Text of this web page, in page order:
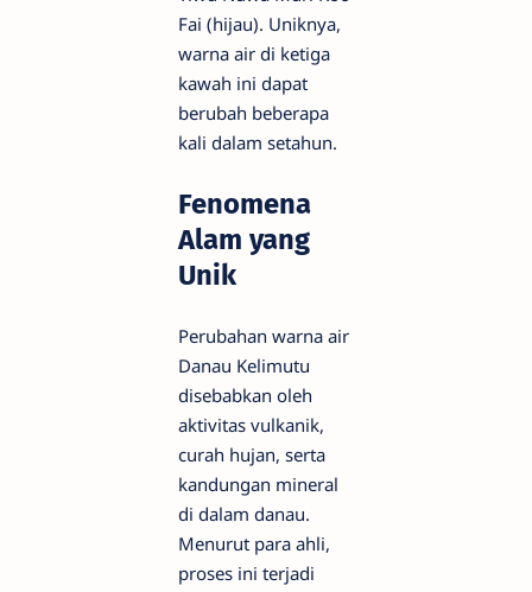
Fai (hijau). Uniknya,
warna air di ketiga
kawah ini dapat
berubah beberapa
kali dalam setahun.
Fenomena
Alam yang
Unik
Perubahan warna air
Danau Kelimutu
disebabkan oleh
aktivitas vulkanik,
curah hujan, serta
kandungan mineral
di dalam danau.
Menurut para ahli,
proses ini terjadi